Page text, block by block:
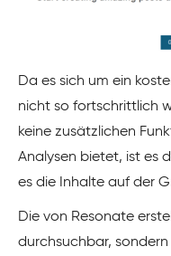
Da es sich um ein
nicht so fortschrittlich
keine zusätzlichen
Analysen bietet, ist es
es die Inhalte auf der
Die von Resonate
durchsuchbar,